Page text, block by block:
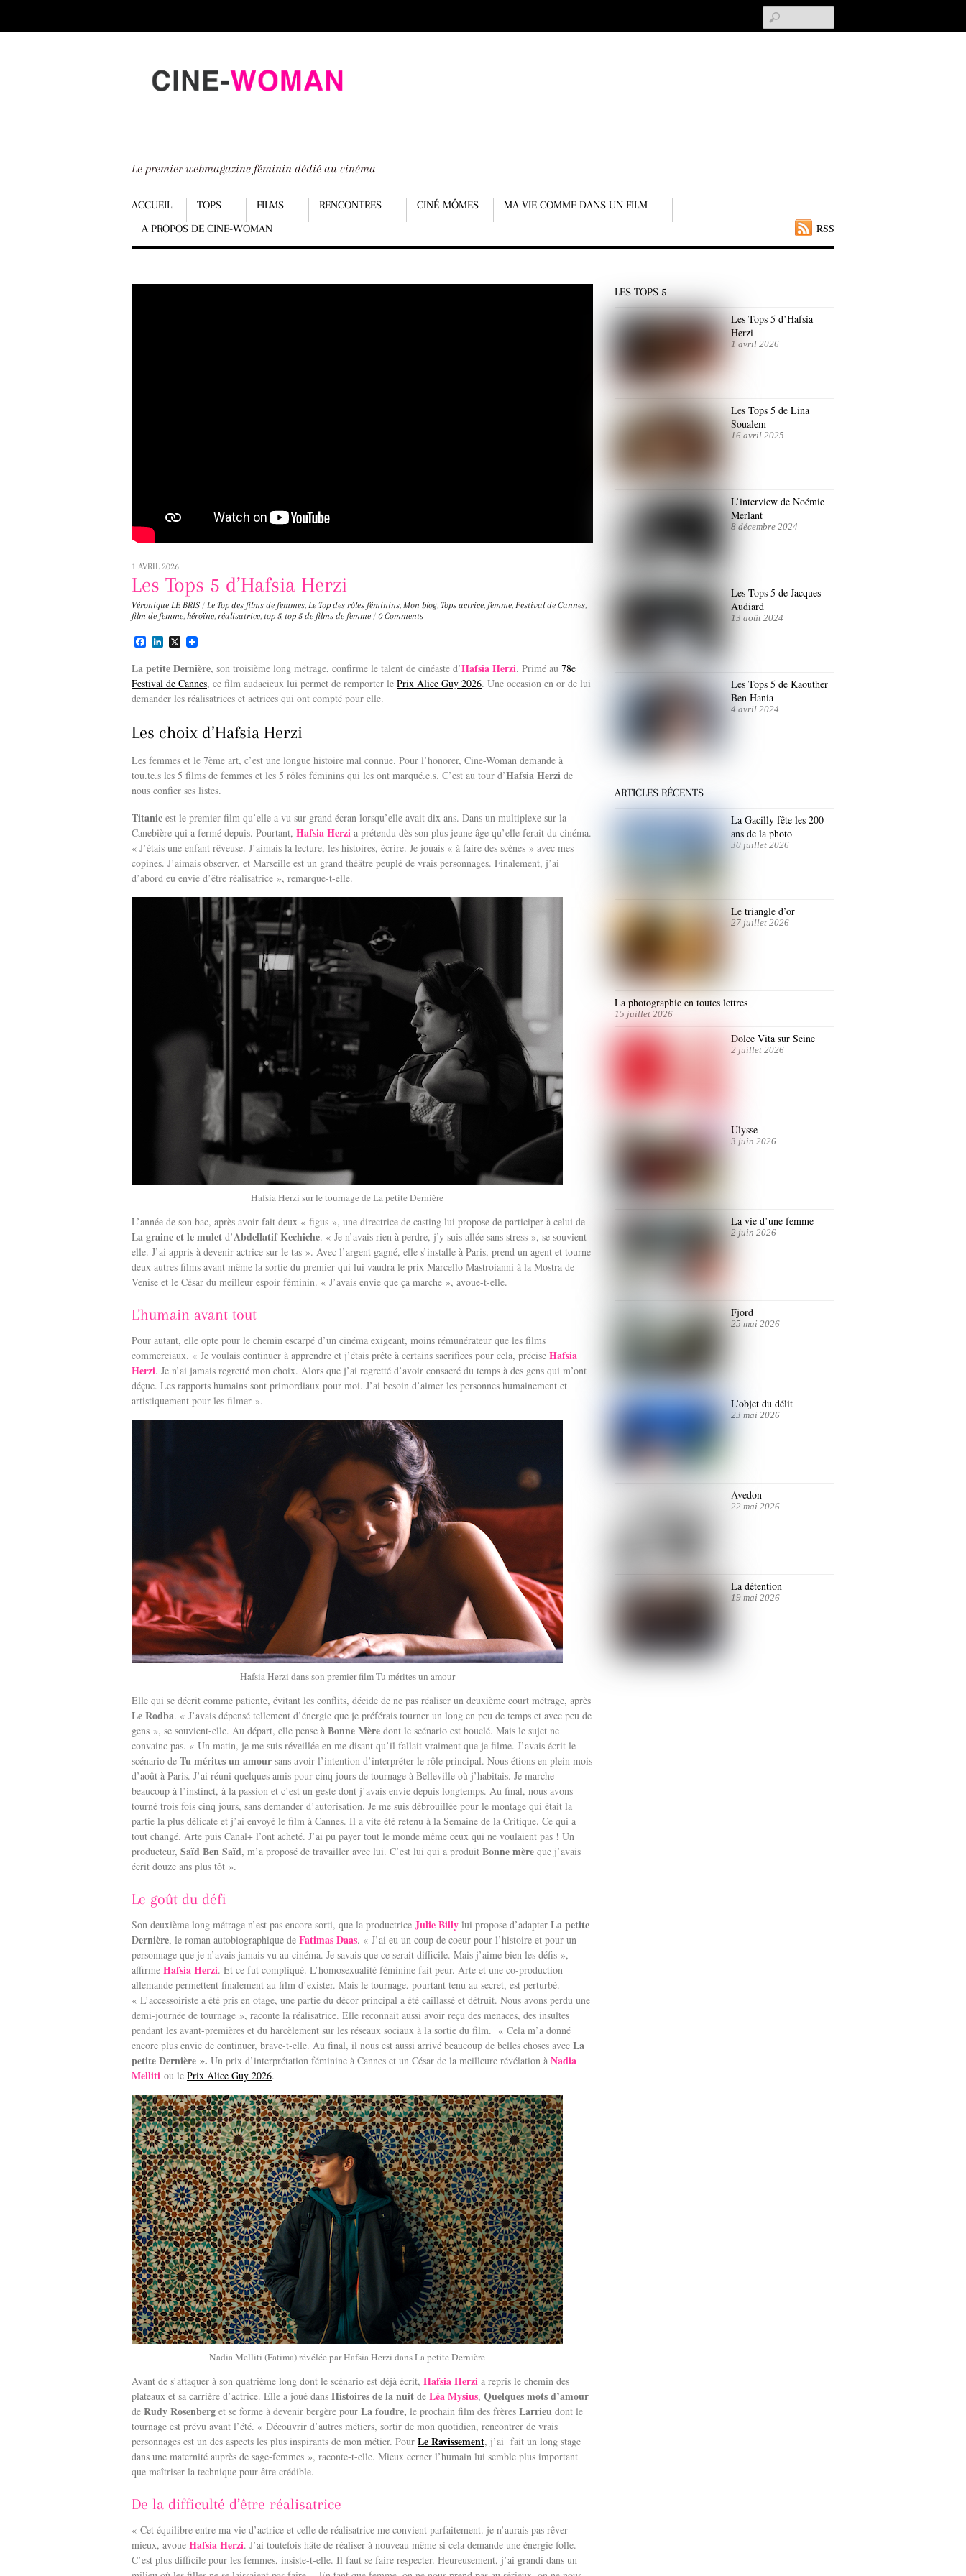
down
Le premier webmagazine féminin dédié au cinéma
RSS
Menu
ACCUEIL TOPS FILMS RENCONTRES CINÉ-MÔMES
MA VIE COMME DANS UN FILM
A PROPOS DE CINE-WOMAN
Scroll
to
1 AVRIL 2026
Les Tops 5 d’Hafsia Herzi
Véronique LE BRIS / Le Top des films de femmes, Le Top des rôles féminins, Mon blog, Tops actrice, femme, Festival de Cannes,
film de femme, héroïne, réalisatrice, top 5, top 5 de films de femme / 0 Comments
F
c
e
b
o
L
n
k
e
d
X
La petite Dernière, son troisième long métrage, confirme le talent de cinéaste d’Hafsia Herzi. Primé au 78e
Festival de Cannes, ce film audacieux lui permet de remporter le Prix Alice Guy 2026. Une occasion en or de lui
demander les réalisatrices et actrices qui ont compté pour elle.
Les choix d’Hafsia Herzi
Les femmes et le 7ème art, c’est une longue histoire mal connue. Pour l’honorer, Cine-Woman demande à
tou.te.s les 5 films de femmes et les 5 rôles féminins qui les ont marqué.e.s. C’est au tour d’Hafsia Herzi de
nous confier ses listes.
Titanic est le premier film qu’elle a vu sur grand écran lorsqu’elle avait dix ans. Dans un multiplexe sur la
Canebière qui a fermé depuis. Pourtant, Hafsia Herzi a prétendu dès son plus jeune âge qu’elle ferait du cinéma.
« J’étais une enfant rêveuse. J’aimais la lecture, les histoires, écrire. Je jouais « à faire des scènes » avec mes
copines. J’aimais observer, et Marseille est un grand théâtre peuplé de vrais personnages. Finalement, j’ai
d’abord eu envie d’être réalisatrice », remarque-t-elle.
Hafsia Herzi sur le tournage de La petite Dernière
L’année de son bac, après avoir fait deux « figus », une directrice de casting lui propose de participer à celui de
La graine et le mulet d’Abdellatif Kechiche. « Je n’avais rien à perdre, j’y suis allée sans stress », se souvient-
elle. J’ai appris à devenir actrice sur le tas ». Avec l’argent gagné, elle s’installe à Paris, prend un agent et tourne
deux autres films avant même la sortie du premier qui lui vaudra le prix Marcello Mastroianni à la Mostra de
Venise et le César du meilleur espoir féminin. « J’avais envie que ça marche », avoue-t-elle.
L’humain avant tout
Pour autant, elle opte pour le chemin escarpé d’un cinéma exigeant, moins rémunérateur que les films
commerciaux. « Je voulais continuer à apprendre et j’étais prête à certains sacrifices pour cela, précise Hafsia
Herzi. Je n’ai jamais regretté mon choix. Alors que j’ai regretté d’avoir consacré du temps à des gens qui m’ont
déçue. Les rapports humains sont primordiaux pour moi. J’ai besoin d’aimer les personnes humainement et
artistiquement pour les filmer ».
Hafsia Herzi dans son premier film Tu mérites un amour
Elle qui se décrit comme patiente, évitant les conflits, décide de ne pas réaliser un deuxième court métrage, après
Le Rodba. « J’avais dépensé tellement d’énergie que je préférais tourner un long en peu de temps et avec peu de
gens », se souvient-elle. Au départ, elle pense à Bonne Mère dont le scénario est bouclé. Mais le sujet ne
convainc pas. « Un matin, je me suis réveillée en me disant qu’il fallait vraiment que je filme. J’avais écrit le
scénario de Tu mérites un amour sans avoir l’intention d’interpréter le rôle principal. Nous étions en plein mois
d’août à Paris. J’ai réuni quelques amis pour cinq jours de tournage à Belleville où j’habitais. Je marche
beaucoup à l’instinct, à la passion et c’est un geste dont j’avais envie depuis longtemps. Au final, nous avons
tourné trois fois cinq jours, sans demander d’autorisation. Je me suis débrouillée pour le montage qui était la
partie la plus délicate et j’ai envoyé le film à Cannes. Il a vite été retenu à la Semaine de la Critique. Ce qui a
tout changé. Arte puis Canal+ l’ont acheté. J’ai pu payer tout le monde même ceux qui ne voulaient pas ! Un
producteur, Saïd Ben Saïd, m’a proposé de travailler avec lui. C’est lui qui a produit Bonne mère que j’avais
écrit douze ans plus tôt ».
Le goût du défi
Son deuxième long métrage n’est pas encore sorti, que la productrice Julie Billy lui propose d’adapter La petite
Dernière, le roman autobiographique de Fatimas Daas. « J’ai eu un coup de coeur pour l’histoire et pour un
personnage que je n’avais jamais vu au cinéma. Je savais que ce serait difficile. Mais j’aime bien les défis »,
affirme Hafsia Herzi. Et ce fut compliqué. L’homosexualité féminine fait peur. Arte et une co-production
allemande permettent finalement au film d’exister. Mais le tournage, pourtant tenu au secret, est perturbé.
« L’accessoiriste a été pris en otage, une partie du décor principal a été caillassé et détruit. Nous avons perdu une
demi-journée de tournage », raconte la réalisatrice. Elle reconnait aussi avoir reçu des menaces, des insultes
pendant les avant-premières et du harcèlement sur les réseaux sociaux à la sortie du film. « Cela m’a donné
encore plus envie de continuer, brave-t-elle. Au final, il nous est aussi arrivé beaucoup de belles choses avec La
petite Dernière ». Un prix d’interprétation féminine à Cannes et un César de la meilleure révélation à Nadia
Melliti ou le Prix Alice Guy 2026.
Nadia Melliti (Fatima) révélée par Hafsia Herzi dans La petite Dernière
Avant de s’attaquer à son quatrième long dont le scénario est déjà écrit, Hafsia Herzi a repris le chemin des
plateaux et sa carrière d’actrice. Elle a joué dans Histoires de la nuit de Léa Mysius, Quelques mots d’amour
de Rudy Rosenberg et se forme à devenir bergère pour La foudre, le prochain film des frères Larrieu dont le
tournage est prévu avant l’été. « Découvrir d’autres métiers, sortir de mon quotidien, rencontrer de vrais
personnages est un des aspects les plus inspirants de mon métier. Pour Le Ravissement, j’ai fait un long stage
dans une maternité auprès de sage-femmes », raconte-t-elle. Mieux cerner l’humain lui semble plus important
que maîtriser la technique pour être crédible.
De la difficulté d’être réalisatrice
« Cet équilibre entre ma vie d’actrice et celle de réalisatrice me convient parfaitement. je n’aurais pas rêver
mieux, avoue Hafsia Herzi. J’ai toutefois hâte de réaliser à nouveau même si cela demande une énergie folle.
C’est plus difficile pour les femmes, insiste-t-elle. Il faut se faire respecter. Heureusement, j’ai grandi dans un
LES TOPS 5
Les Tops 5 d’Hafsia
Herzi
1 avril 2026
Les Tops 5 de Lina
Soualem
16 avril 2025
L’interview de Noémie
Merlant
8 décembre 2024
Les Tops 5 de Jacques
Audiard
13 août 2024
Les Tops 5 de Kaouther
Ben Hania
4 avril 2024
ARTICLES RÉCENTS
La Gacilly fête les 200
ans de la photo
30 juillet 2026
Le triangle d’or
27 juillet 2026
La photographie en toutes lettres
15 juillet 2026
Dolce Vita sur Seine
2 juillet 2026
Ulysse
3 juin 2026
La vie d’une femme
2 juin 2026
Fjord
25 mai 2026
L’objet du délit
23 mai 2026
Avedon
22 mai 2026
La détention
19 mai 2026